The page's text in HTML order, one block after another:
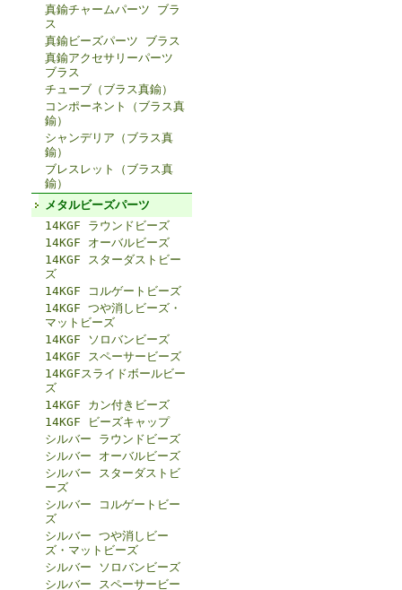
真鍮チャームパーツ ブラ
ス
真鍮ビーズパーツ ブラス
真鍮アクセサリーパーツ
ブラス
チューブ（ブラス真鍮）
コンポーネント（ブラス真
鍮）
シャンデリア（ブラス真
鍮）
ブレスレット（ブラス真
鍮）
メタルビーズパーツ
14KGF ラウンドビーズ
14KGF オーバルビーズ
14KGF スターダストビー
ズ
14KGF コルゲートビーズ
14KGF つや消しビーズ・
マットビーズ
14KGF ソロバンビーズ
14KGF スペーサービーズ
14KGFスライドボールビー
ズ
14KGF カン付きビーズ
14KGF ビーズキャップ
シルバー ラウンドビーズ
シルバー オーバルビーズ
シルバー スターダストビ
ーズ
シルバー コルゲートビー
ズ
シルバー つや消しビー
ズ・マットビーズ
シルバー ソロバンビーズ
シルバー スペーサービー